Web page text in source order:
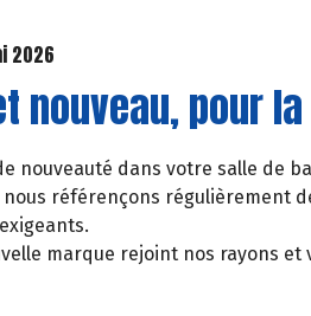
2026
nouveau, pour
nouveauté dans votre salle de
nous référençons régulièrement
marque rejoint nos rayons et